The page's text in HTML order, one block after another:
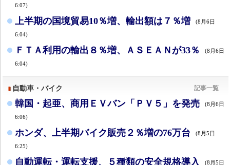
6:07)
上半期の国境貿易10％増、輸出額は７％増 (8月6日
6:04)
ＦＴＡ利用の輸出８％増、ＡＳＥＡＮが33％ (8月6日
6:04)
自動車・バイク 記事一覧
韓国・起亜、商用ＥＶバン「ＰＶ５」を発売 (8月6日
6:06)
ホンダ、上半期バイク販売２％増の76万台 (8月5日
6:25)
自動運転・運転支援、５種類の安全規格導入 (8月5日